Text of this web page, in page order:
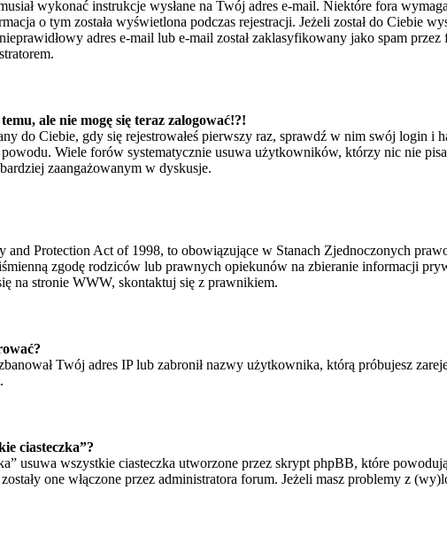
wykonać instrukcje wysłane na Twój adres e-mail. Niektóre fora
o tym została wyświetlona podczas rejestracji. Jeżeli został do Ciebie
adres e-mail lub e-mail został zaklasyfikowany jako spam
ale nie mogę się teraz zalogować!?!
do Ciebie, gdy się rejestrowałeś pierwszy raz, sprawdź w nim swój login
Wiele forów systematycznie usuwa użytkowników, którzy nic nie
zaangażowanym w dyskusje.
Protection Act of 1998, to obowiązujące w Stanach Zjednoczonych
zgodę rodziców lub prawnych opiekunów na zbieranie informacji
na stronie WWW, skontaktuj się z prawnikiem.
Twój adres IP lub zabronił nazwy użytkownika, którą próbujesz
ciasteczka”?
usuwa wszystkie ciasteczka utworzone przez skrypt phpBB, które
one włączone przez administratora forum. Jeżeli masz problemy z